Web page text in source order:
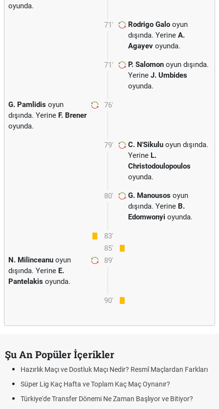
oyunda.
71' Rodrigo Galo oyun
dışında. Yerine A.
Agayev oyunda.
71' P. Salomon oyun dışında.
Yerine J. Umbides
oyunda.
76'
G. Pamlidis oyun
dışında. Yerine F. Brener
oyunda.
79' C. N'Sikulu oyun dışında.
Yerine L.
Christodoulopoulos
oyunda.
80' G. Manousos oyun
dışında. Yerine B.
Edomwonyi oyunda.
83'
85'
89'
N. Milinceanu oyun
dışında. Yerine E.
Pantelakis oyunda.
90'
Şu An Popüler İçerikler
Hazırlık Maçı ve Dostluk Maçı Nedir? Resmî Maçlardan Farkları
Süper Lig Kaç Hafta ve Toplam Kaç Maç Oynanır?
Türkiye'de Transfer Dönemi Ne Zaman Başlıyor ve Bitiyor?